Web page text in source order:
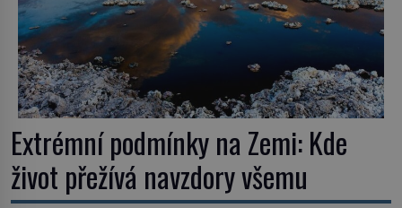
Extrémní podmínky na Zemi: Kde
život přežívá navzdory všemu